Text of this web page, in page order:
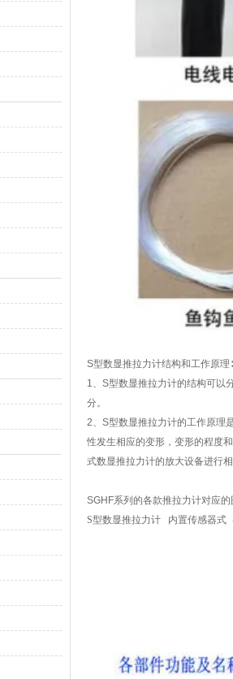
S型数显推拉力计结构和工作原理∶
1、S型数显推拉力计的结构可以
分。
2、S型数显推拉力计的工作原理
性发生相应的变形，变形的程度
式数显推拉力计的放大设备进行
SGHF系列的各款推拉力计对应
S型数显推拉力计
内置传感器式